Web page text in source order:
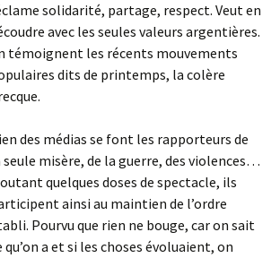
solidarité, partage, respect. Veut en
avec les seules valeurs argentières.
témoignent les récents mouvements
dits de printemps, la colère
des médias se font les rapporteurs de
seule misère, de la guerre, des violences…
quelques doses de spectacle, ils
ainsi au maintien de l’ordre
Pourvu que rien ne bouge, car on sait
qu’on a et si les choses évoluaient, on